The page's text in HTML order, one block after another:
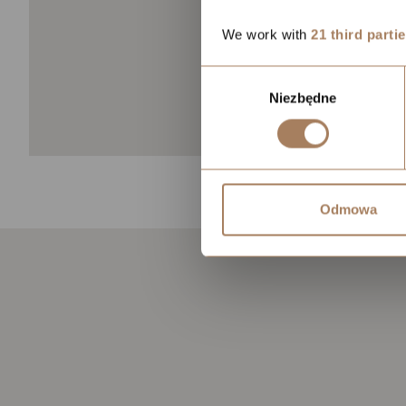
We work with 21 third
Niezbędne
Odmowa